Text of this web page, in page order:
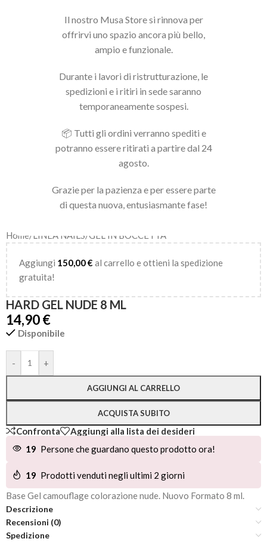
Il nostro Musa Store si rinnova per
offrirvi uno spazio ancora più bello,
ampio e funzionale.
Durante i lavori di ristrutturazione, le
spedizioni e i ritiri in sede saranno
temporaneamente sospesi.
📦 Tutti gli ordini verranno spediti e
potranno essere ritirati a partire dal 24
agosto.
Grazie per la pazienza e per essere parte
di questa nuova, entusiasmante fase!
Home/ LINEA NAILS/GEL IN BOCCETTA
Aggiungi 150,00€ al carrello e ottieni la spedizione
gratuita!
HARD GEL NUDE 8 ML
14,90€
Disponibile
- +
AGGIUNGI AL CARRELLO
ACQUISTA SUBITO
Alternative:
Confronta
Aggiungi alla lista dei desideri
19 Persone che guardano questo prodotto ora!
19 Prodotti venduti negli ultimi 2 giorni
Base Gel camouflage colorazione nude. Nuovo Formato 8 ml.
Descrizione
Recensioni (0)
Spedizione